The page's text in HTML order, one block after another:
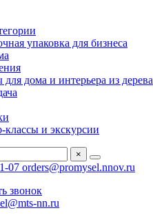
упаковка для бизнеса
для дома и интерьера из дерева
классы и экскурсии
×
07 orders@promysel.nnov.ru
звонок
nn.ru